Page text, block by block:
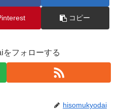
コピー
をフォローする
hisomukyodai